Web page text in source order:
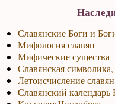
Славянские Боги и
Мифология славян
Мифические существа
Славянская
Летоисчисление славян
Славянский